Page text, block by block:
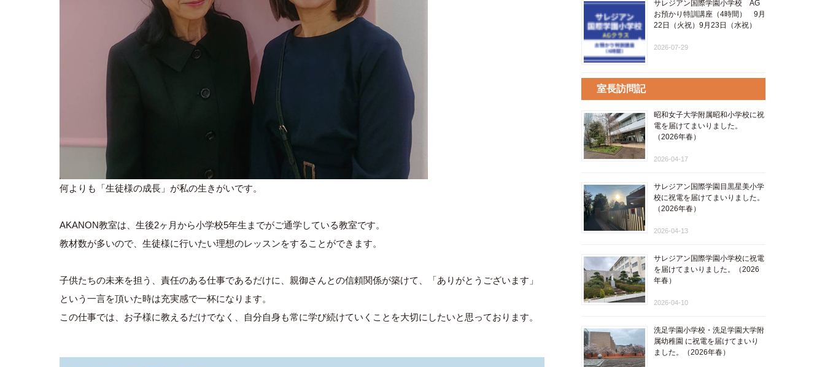
何よりも「生徒様の成長」が私の生きがいです。
AKANON教室は、生後2ヶ月から小学校5年生までがご通学している教室です。
教材数が多いので、生徒様に行いたい理想のレッスンをすることができます。
子供たちの未来を担う、責任のある仕事であるだけに、親御さんとの信頼関係が築けて、「ありがとうございます」
という一言を頂いた時は充実感で一杯になります。
この仕事では、お子様に教えるだけでなく、自分自身も常に学び続けていくことを大切にしたいと思っております。
サレジアン国際学園小学校 AG
お預かり特訓講座（4時間） 9月
22日（火祝）9月23日（水祝）
2026-07-29
室長訪問記
昭和女子大学附属昭和小学校に祝
電を届けてまいりました。
（2026年春）
2026-04-17
サレジアン国際学園目黒星美小学
校に祝電を届けてまいりました。
（2026年春）
2026-04-13
サレジアン国際学園小学校に祝電
を届けてまいりました。（2026
年春）
2026-04-10
洗足学園小学校・洗足学園大学附
属幼稚園 に祝電を届けてまいり
ました。（2026年春）